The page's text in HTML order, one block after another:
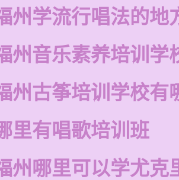
州学流行唱法的地
州音乐素养培训学
州古筝培训学校有
里有唱歌培训班
州哪里可以学尤克